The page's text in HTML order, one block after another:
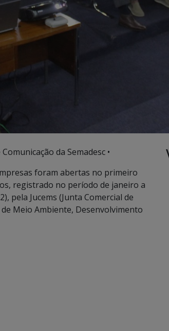
da Semadesc •
foram abertas no primeiro
registrado no período de janeiro a
pela Jucems (Junta Comercial de
Meio Ambiente, Desenvolvimento